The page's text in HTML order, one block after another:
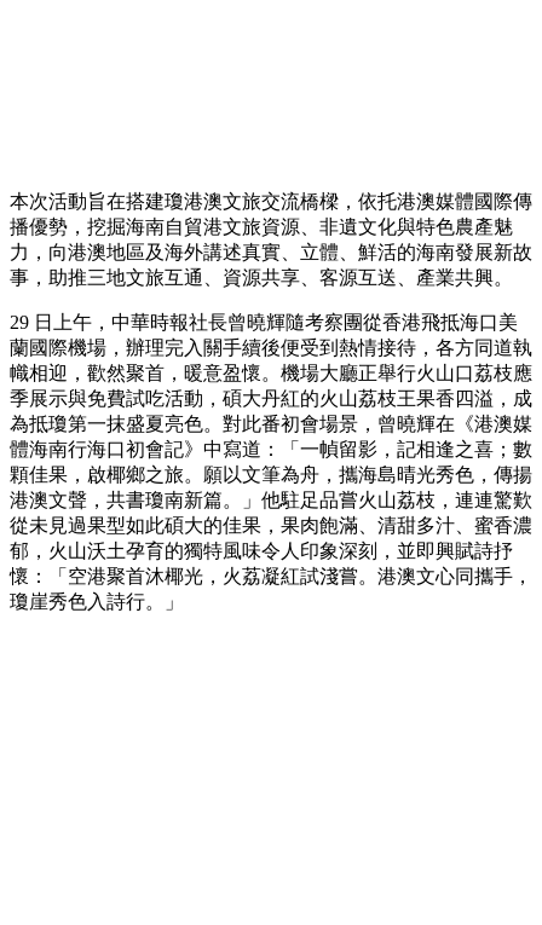
本次活動旨在搭建瓊港澳文旅交流橋樑，依托港澳媒體國際傳
播優勢，挖掘海南自貿港文旅資源、非遺文化與特色農產魅
力，向港澳地區及海外講述真實、立體、鮮活的海南發展新故
事，助推三地文旅互通、資源共享、客源互送、產業共興。
29 日上午，中華時報社長曾曉輝隨考察團從香港飛抵海口美
蘭國際機場，辦理完入關手續後便受到熱情接待，各方同道執
幟相迎，歡然聚首，暖意盈懷。機場大廳正舉行火山口荔枝應
季展示與免費試吃活動，碩大丹紅的火山荔枝王果香四溢，成
為抵瓊第一抹盛夏亮色。對此番初會場景，曾曉輝在《港澳媒
體海南行海口初會記》中寫道：「一幀留影，記相逢之喜；數
顆佳果，啟椰鄉之旅。願以文筆為舟，攜海島晴光秀色，傳揚
港澳文聲，共書瓊南新篇。」他駐足品嘗火山荔枝，連連驚歎
從未見過果型如此碩大的佳果，果肉飽滿、清甜多汁、蜜香濃
郁，火山沃土孕育的獨特風味令人印象深刻，並即興賦詩抒
懷：「空港聚首沐椰光，火荔凝紅試淺嘗。港澳文心同攜手，
瓊崖秀色入詩行。」